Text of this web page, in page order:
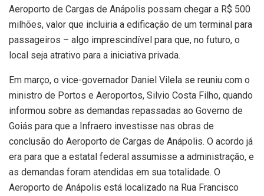
Aeroporto de Cargas de Anápolis possam chegar a R$ 500
milhões, valor que incluiria a edificação de um terminal para
passageiros – algo imprescindível para que, no futuro, o
local seja atrativo para a iniciativa privada.
Em março, o vice-governador Daniel Vilela se reuniu com o
ministro de Portos e Aeroportos, Silvio Costa Filho, quando
informou sobre as demandas repassadas ao Governo de
Goiás para que a Infraero investisse nas obras de
conclusão do Aeroporto de Cargas de Anápolis. O acordo já
era para que a estatal federal assumisse a administração, e
as demandas foram atendidas em sua totalidade. O
Aeroporto de Anápolis está localizado na Rua Francisco